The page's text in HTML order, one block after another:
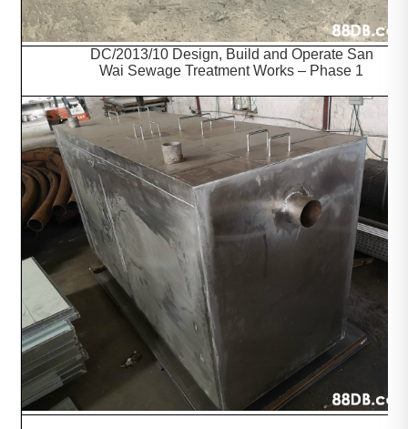
DC/2013/10 Design, Build and Operate San
Wai Sewage Treatment Works – Phase 1